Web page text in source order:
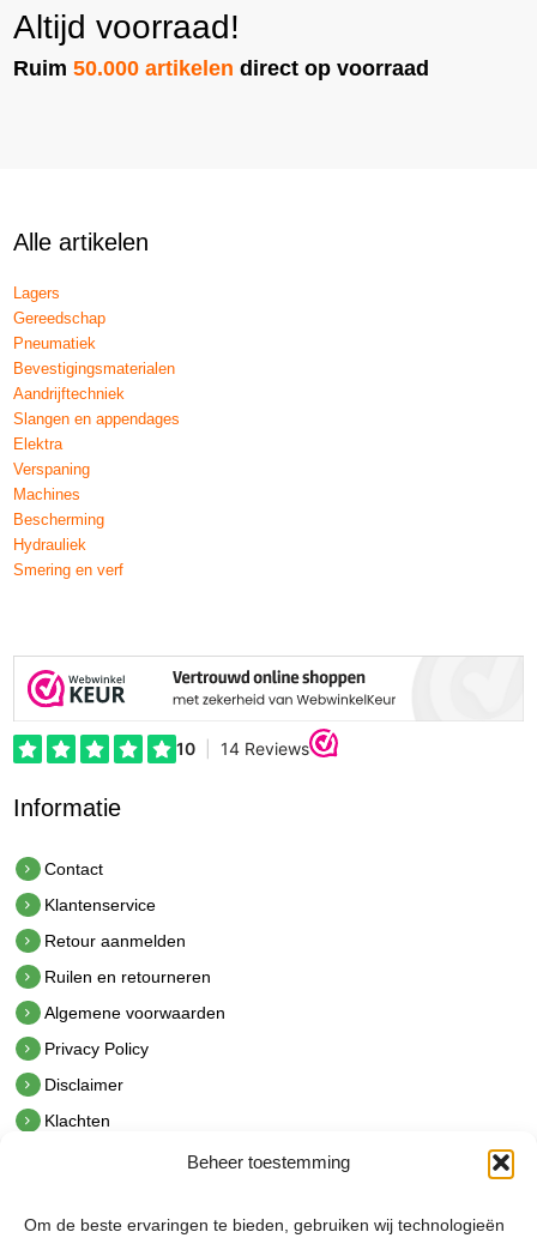
Beheer toestemming
Om de beste ervaringen te bieden, gebruiken wij technologieën
Altijd voorraad!
Ruim50.000 artikelen direct op voorraad
Alle artikelen
Lagers
Gereedschap
Pneumatiek
Bevestigingsmaterialen
Aandrijftechniek
Slangen en appendages
Elektra
Verspaning
Machines
Bescherming
Hydrauliek
Smering en verf
Informatie
Contact
Klantenservice
Retour aanmelden
Ruilen en retourneren
Algemene voorwaarden
Privacy Policy
Disclaimer
Klachten
hetindustriehuis B.V.